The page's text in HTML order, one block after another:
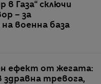
в Газа“ сключи
– за
военна база
ефект от жегата:
здравна тревога,